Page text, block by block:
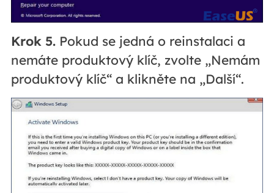
Krok 5.Pokud se jedná o reinstalaci a
nemáte produktový klíč, zvolte „Nemám
produktový klíč“ a klikněte na „Další“.